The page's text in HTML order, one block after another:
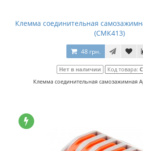
Клемма соединительная
(СМК413)
48 грн.
Нет в наличии Код товара:
Клемма соединительная самозажимная